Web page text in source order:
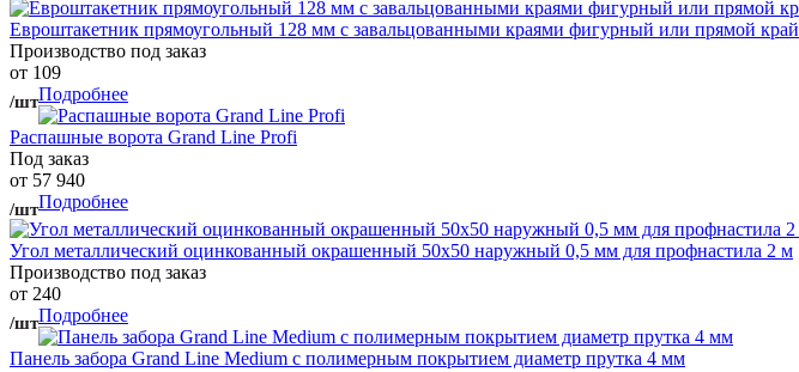
Евроштакетник прямоугольный 128 мм с завальцованными краями фигурный или прямой край
Производство под заказ
от 109
/штПодробнее
Распашные ворота Grand Line Profi
Под заказ
от 57 940
/штПодробнее
Угол металлический оцинкованный окрашенный 50х50 наружный 0,5 мм для профнастила 2 м
Производство под заказ
от 240
/штПодробнее
Панель забора Grand Line Medium с полимерным покрытием диаметр прутка 4 мм